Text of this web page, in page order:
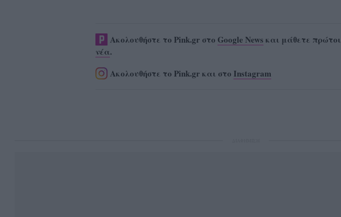
Ακολουθήστε το Pink.gr στο Google News και μάθετε πρώτοι
νέα.
Ακολουθήστε το Pink.gr και στο Instagram